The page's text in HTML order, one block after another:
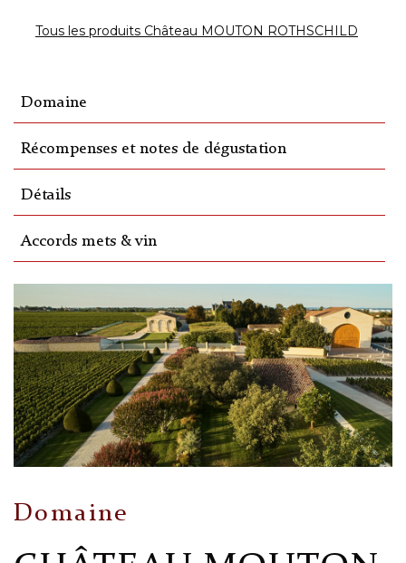
Tous les produits Château MOUTON ROTHSCHILD
Domaine
Récompenses et notes de dégustation
Détails
Accords mets & vin
Domaine